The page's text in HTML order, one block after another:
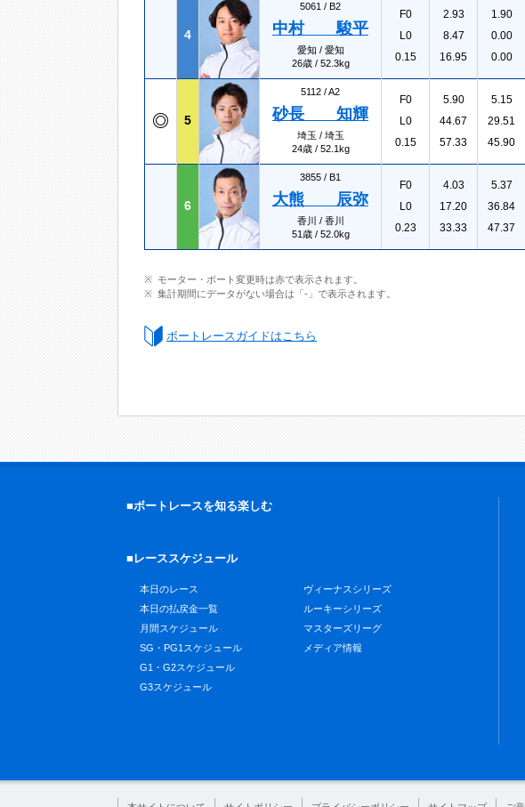
4
5061 / B2
中村 駿平
愛知 / 愛知
26歳 / 52.3kg
F0
L0
0.15
2.93
8.47
16.95
1.90
0.00
0.00
5
5112 /A2
砂長 知輝
埼玉 / 埼玉
24歳 / 52.1kg
F0
L0
0.15
5.90
44.67
57.33
5.15
29.51
45.90
6
3855 / B1
大熊 辰弥
香川 / 香川
51歳 / 52.0kg
F0
L0
0.23
4.03
17.20
33.33
5.37
36.84
47.37
モーター・ボート変更時は赤で表示されます。
集計期間にデータがない場合は「-」で表示されます。
ボートレースガイドはこちら
■ボートレースを知る楽しむ
■レーススケジュール
本日のレース
本日の払戻金一覧
月間スケジュール
SG・PG1スケジュール
G1・G2スケジュール
G3スケジュール
ヴィーナスシリーズ
ルーキーシリーズ
マスターズリーグ
メディア情報